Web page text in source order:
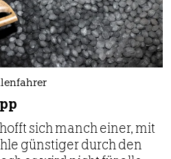
sich manch einer, mit
günstiger durch den